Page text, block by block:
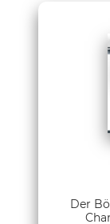
Der